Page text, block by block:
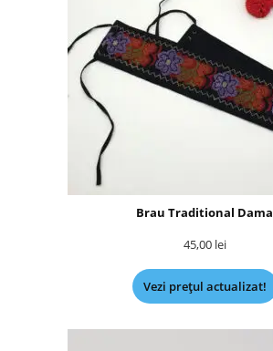
Brau Traditional Dama
45,00 lei
Vezi prețul actualizat!